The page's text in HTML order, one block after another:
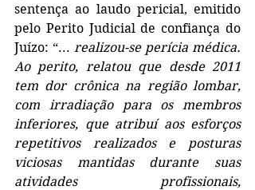
sentença ao laudo pericial, emitido
pelo Perito Judicial de confiança do
Juízo: “... realizou-se perícia médica.
Ao perito, relatou que desde 2011
tem dor crônica na região lombar,
com irradiação para os membros
inferiores, que atribuí aos esforços
repetitivos realizados e posturas
viciosas mantidas durante suas
atividades profissionais,